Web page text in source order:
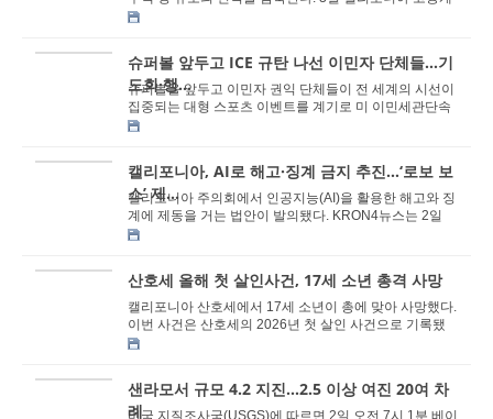
발국(EDD)에 제출된 주정부 공시에 따르면 아마...
슈퍼볼 앞두고 ICE 규탄 나선 이민자 단체들…기
도회·행...
슈퍼볼을 앞두고 이민자 권익 단체들이 전 세계의 시선이
집중되는 대형 스포츠 이벤트를 계기로 미 이민세관단속
국(ICE)의 단속 방식과 연방 정부의 이민 정책...
캘리포니아, AI로 해고·징계 금지 추진…‘로보 보
스’ 제...
캘리포니아 주의회에서 인공지능(AI)을 활용한 해고와 징
계에 제동을 거는 법안이 발의됐다. KRON4뉴스는 2일
보도에 따르면 민주당 소속 데이브 맥너니 주 상원...
산호세 올해 첫 살인사건, 17세 소년 총격 사망
캘리포니아 산호세에서 17세 소년이 총에 맞아 사망했다.
이번 사건은 산호세의 2026년 첫 살인 사건으로 기록됐
다. 2일 산호세 경찰국(SJPD)에 따르면 1일 오후...
샌라모서 규모 4.2 지진...2.5 이상 여진 20여 차
례
미국 지질조사국(USGS)에 따르면 2일 오전 7시 1분 베이